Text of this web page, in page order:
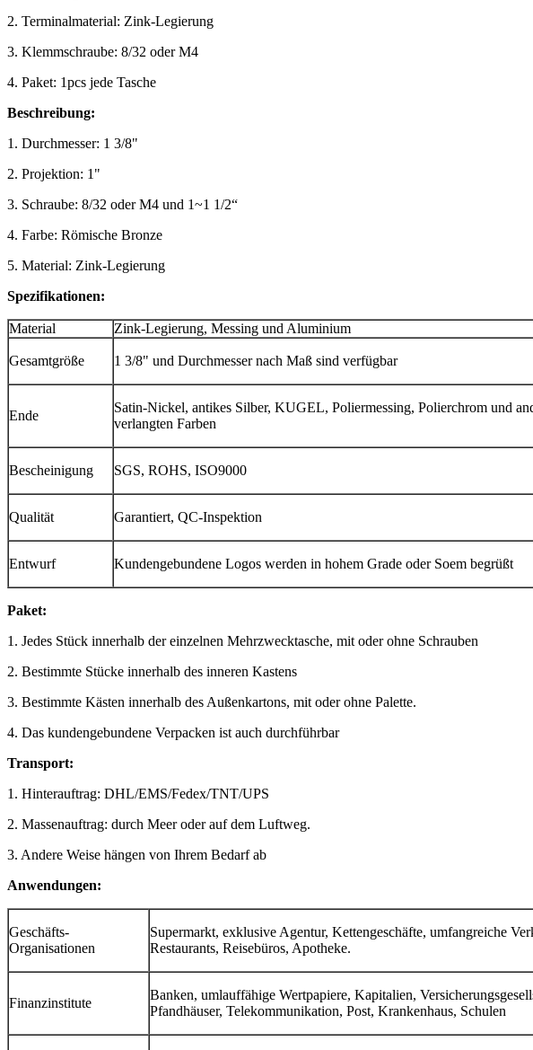
2. Terminalmaterial: Zink-Legierung
3. Klemmschraube: 8/32 oder M4
4. Paket: 1pcs jede Tasche
Beschreibung:
1. Durchmesser: 1 3/8"
2. Projektion: 1"
3. Schraube: 8/32 oder M4 und 1~1 1/2“
4. Farbe: Römische Bronze
5. Material: Zink-Legierung
Spezifikationen:
Material Zink-Legierung, Messing und Aluminium
Gesamtgröße 1 3/8" und Durchmesser nach Maß sind verfügbar
Ende
Satin-Nickel, antikes Silber, KUGEL, Poliermessing, Polierchrom und
verlangten Farben
Bescheinigung SGS, ROHS, ISO9000
Qualität Garantiert, QC-Inspektion
Entwurf Kundengebundene Logos werden in hohem Grade oder Soem begrüßt
Paket:
1. Jedes Stück innerhalb der einzelnen Mehrzwecktasche, mit oder ohne Schrauben
2. Bestimmte Stücke innerhalb des inneren Kastens
3. Bestimmte Kästen innerhalb des Außenkartons, mit oder ohne Palette.
4. Das kundengebundene Verpacken ist auch durchführbar
Transport:
1. Hinterauftrag: DHL/EMS/Fedex/TNT/UPS
2. Massenauftrag: durch Meer oder auf dem Luftweg.
3. Andere Weise hängen von Ihrem Bedarf ab
Anwendungen:
Geschäfts-
Organisationen
Supermarkt, exklusive Agentur, Kettengeschäfte, umfangreiche
Restaurants, Reisebüros, Apotheke.
Finanzinstitute
Banken, umlauffähige Wertpapiere, Kapitalien,
Pfandhäuser, Telekommunikation, Post, Krankenhaus, Schulen